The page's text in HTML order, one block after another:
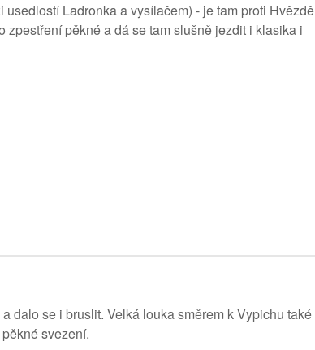
Ladronka a vysílačem) - je tam proti Hvězdě
pěkné a dá se tam slušně jezdit i klasika i
dalo se i bruslit. Velká louka směrem k Vypichu také
svezení.